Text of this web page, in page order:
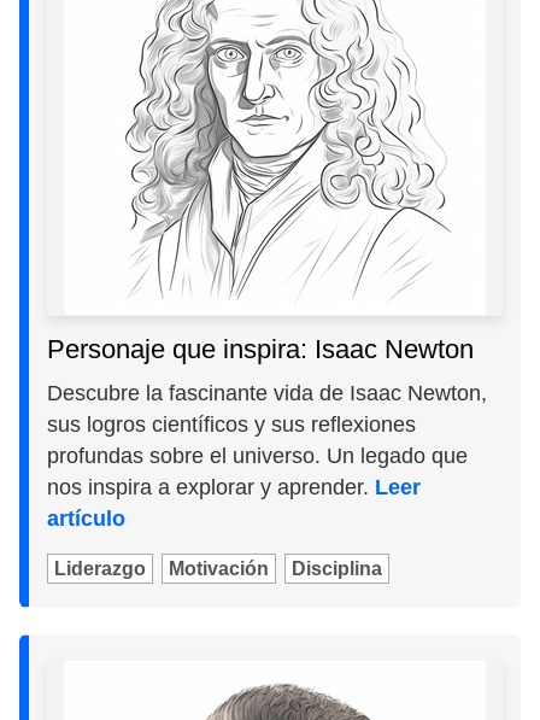
Personaje que inspira: Isaac Newton
Descubre la fascinante vida de Isaac Newton,
sus logros científicos y sus reflexiones
profundas sobre el universo. Un legado que
nos inspira a explorar y aprender. Leer
artículo
Liderazgo Motivación Disciplina